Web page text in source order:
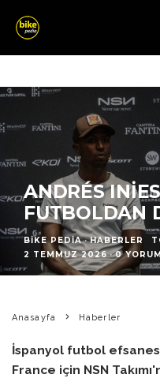
ANDRÉS
FUTBOLDAN
BIKE PEDIA · HABERLER
2 TEMMUZ 2026 · 0 YORUM
Anasayfa Haberler
İspanyol futbol
France için NSN